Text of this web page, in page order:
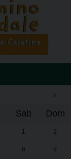
›
Sab Dom
1 2
8 9